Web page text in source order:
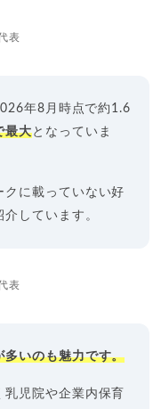
表
年8月時点で約1.6
最大となっていま
クに載っていない好
しています。
表
多いのも魅力です。
児院や企業内保育